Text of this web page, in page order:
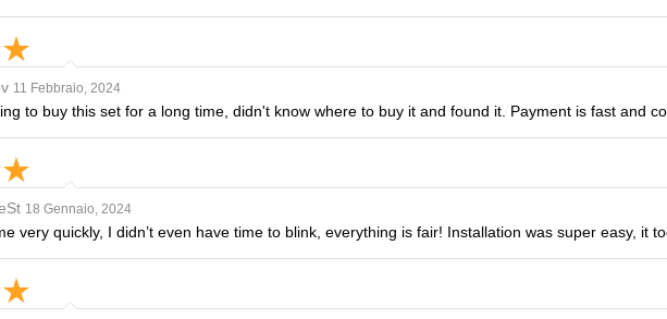
11 Febbraio, 2024
to buy this set for a long time, didn't know where to buy it and found it. Payment is fast and
18 Gennaio, 2024
very quickly, I didn’t even have time to blink, everything is fair! Installation was super easy, it